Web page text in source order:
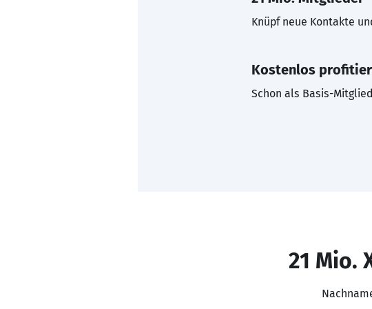
Knüpf neue Kontakte
Kostenlos
Schon als Basis-
21 Mio.